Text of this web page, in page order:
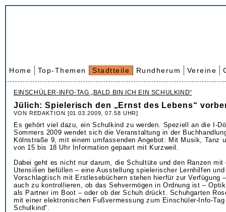
Home Top-Themen Stadtteile Rundherum Vereine
EINSCHÜLER-INFO-TAG „BALD BIN ICH EIN SCHULKIND“
Jülich: Spielerisch den „Ernst des Lebens“
VON REDAKTION [01.03.2009, 07.58 UHR]
Es gehört viel dazu, ein Schulkind zu werden. Speziell an die I-
Sommers 2009 wendet sich die Veranstaltung in der
Kölnstraße 9, mit einem umfassenden Angebot: Mit Musik, Tanz
von 15 bis 18 Uhr Information gepaart mit Kurzweil.
Dabei geht es nicht nur darum, die Schultüte und den Ranzen mit
Utensilien befüllen – eine Ausstellung spielerischer Lernhilfen
Vorschlagtisch mit Erstlesebüchern stehen hierfür zur Verfügung
auch zu kontrollieren, ob das Sehvermögen in Ordnung ist –
als Partner im Boot – oder ob der Schuh drückt. Schuhgarten
mit einer elektronischen Fußvermessung zum Einschüler-Info-
Schulkind“.